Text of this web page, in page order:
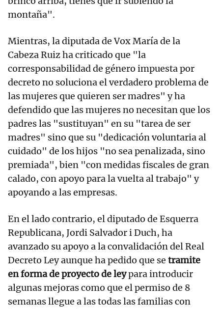
montaña".
Mientras, la diputada de Vox María de la
Cabeza Ruiz ha criticado que "la
corresponsabilidad de género impuesta por
decreto no soluciona el verdadero problema de
las mujeres que quieren ser madres" y ha
defendido que las mujeres no necesitan que los
padres las "sustituyan" en su "tarea de ser
madres" sino que su "dedicación voluntaria al
cuidado" de los hijos "no sea penalizada, sino
premiada", bien "con medidas fiscales de gran
calado, con apoyo para la vuelta al trabajo" y
apoyando a las empresas.
En el lado contrario, el diputado de Esquerra
Republicana, Jordi Salvador i Duch, ha
avanzado su apoyo a la convalidación del Real
Decreto Ley aunque ha pedido que se tramite
en forma de proyecto de leypara introducir
algunas mejoras como que el permiso de 8
semanas llegue a las todas las familias con